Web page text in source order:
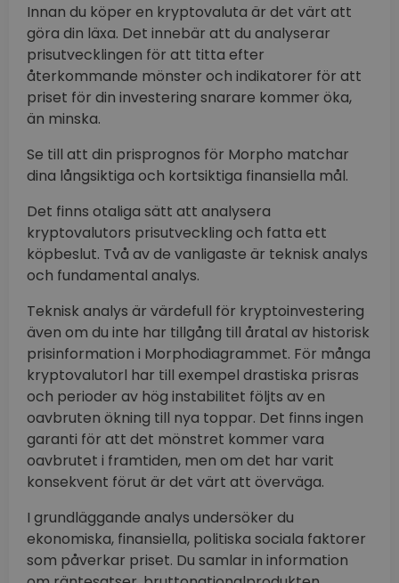
Innan du köper en kryptovaluta är det värt att
göra din läxa. Det innebär att du analyserar
prisutvecklingen för att titta efter
återkommande mönster och indikatorer för att
priset för din investering snarare kommer öka,
än minska.
Se till att din prisprognos för Morpho matchar
dina långsiktiga och kortsiktiga finansiella mål.
Det finns otaliga sätt att analysera
kryptovalutors prisutveckling och fatta ett
köpbeslut. Två av de vanligaste är teknisk analys
och fundamental analys.
Teknisk analys är värdefull för kryptoinvestering
även om du inte har tillgång till åratal av historisk
prisinformation i Morphodiagrammet. För många
kryptovalutorl har till exempel drastiska prisras
och perioder av hög instabilitet följts av en
oavbruten ökning till nya toppar. Det finns ingen
garanti för att det mönstret kommer vara
oavbrutet i framtiden, men om det har varit
konsekvent förut är det värt att överväga.
I grundläggande analys undersöker du
ekonomiska, finansiella, politiska sociala faktorer
som påverkar priset. Du samlar in information